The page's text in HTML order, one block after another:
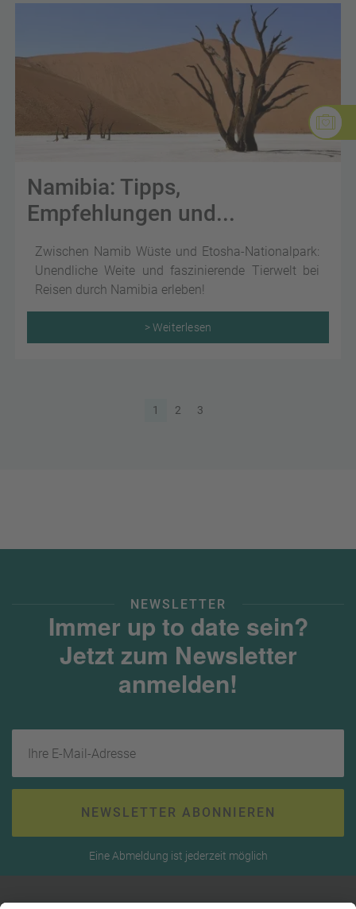
Namibia: Tipps,
Empfehlungen und...
Zwischen Namib Wüste und Etosha-Nationalpark:
Unendliche Weite und faszinierende Tierwelt bei
Reisen durch Namibia erleben!
> Weiterlesen
1 2 3
NEWSLETTER
Immer up to date sein?
Jetzt zum Newsletter
anmelden!
NEWSLETTER ABONNIEREN
Eine Abmeldung ist jederzeit möglich